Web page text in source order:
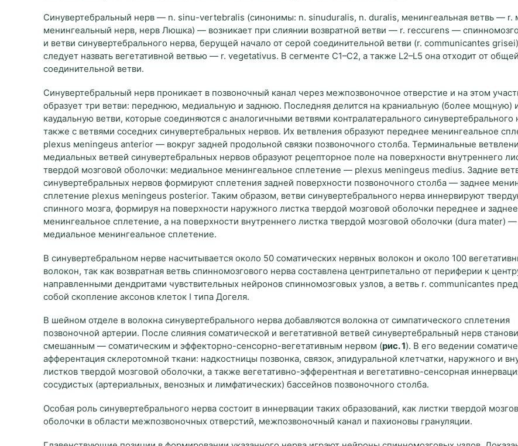
Синувертебральный нерв — n. sinu-vertebralis (синонимы: n. sinuduralis, n. duralis, менингеальная ветвь — r.
менингеальный нерв, нерв Люшка) — возникает при слиянии возвратной ветви — r. reccurens —
и ветви синувертебрального нерва, берущей начало от серой соединительной ветви (r. communicantes
следует назвать вегетативной ветвью — r. vegetativus. В сегменте C1–C2, а также L2–L5 она отходит от общей
соединительной ветви.
Синувертебральный нерв проникает в позвоночный канал через межпозвоночное отверстие и на этом
образует три ветви: переднюю, медиальную и заднюю. Последняя делится на краниальную (более мощную)
каудальную ветви, которые соединяются с аналогичными ветвями контралатерального синувертебрального
также с ветвями соседних синувертебральных нервов. Их ветвления образуют переднее менингеальное
plexus мeningeus anterior — вокруг задней продольной связки позвоночного столба. Терминальные
медиальных ветвей синувертебральных нервов образуют рецепторное поле на поверхности внутреннего
твердой мозговой оболочки: медиальное менингеальное сплетение — plexus мeningeus medius. Задние
синувертебральных нервов формируют сплетения задней поверхности позвоночного столба — заднее
сплетение plexus мeningeus posterior. Таким образом, ветви синувертебрального нерва иннервируют
спинного мозга, формируя на поверхности наружного листка твердой мозговой оболочки переднее и заднее
менингеальное сплетение, а на поверхности внутреннего листка твердой мозговой оболочки (dura mater) —
медиальное менингеальное сплетение.
В синувертебральном нерве насчитывается около 50 соматических нервных волокон и около 100
волокон, так как возвратная ветвь спинномозгового нерва составлена центрипетально от периферии к
направленными дендритами чувствительных нейронов спинномозговых узлов, а ветвь r. сommunicantes
собой скопление аксонов клеток I типа Догеля.
В шейном отделе в волокна синувертебрального нерва добавляются волокна от симпатического сплетения
позвоночной артерии. После слияния соматической и вегетативной ветвей синувертебральный нерв
смешанным — соматическим и эффекторно-сенсорно-вегетативным нервом (рис. 1). В его ведении
афферентация склеротомной ткани: надкостницы позвонка, связок, эпидуральной клетчатки, наружного и
листков твердой мозговой оболочки, а также вегетативно-эфферентная и вегетативно-сенсорная
сосудистых (артериальных, венозных и лимфатических) бассейнов позвоночного столба.
Особая роль синувертебрального нерва состоит в иннервации таких образований, как листки твердой
оболочки в области межпозвоночных отверстий, межпозвоночный канал и пахионовы грануляции.